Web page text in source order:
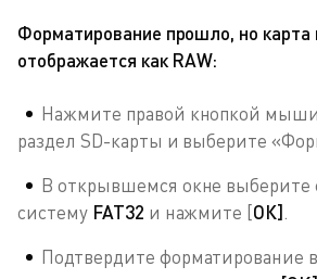
Форматирование прошло, но карта
отображается как RAW:
Нажмите правой кнопкой
раздел SD-карты и выберите
В открывшемся окне выберите
систему FAT32 и нажмите [ОК].
Подтвердите форматирование